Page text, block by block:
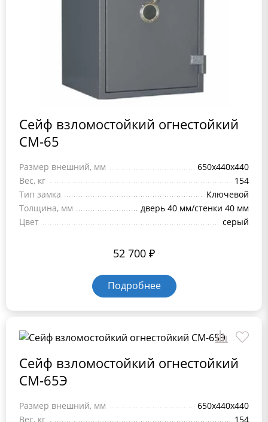
Сейф взломостойкий огнестойкий
СМ-65
Размер внешний, мм
650x440x440
Вес, кг
154
Тип замка
Ключевой
Толщина, мм
дверь 40 мм/стенки 40 мм
Цвет
серый
52 700 ₽
Подробнее
Сейф взломостойкий огнестойкий
СМ-65Э
Размер внешний, мм
650x440x440
Вес, кг
154